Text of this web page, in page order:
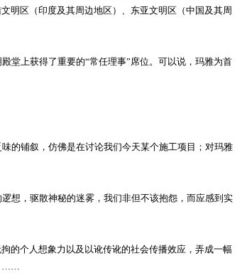
明区（印度及其周边地区）、东亚文明区（中国及其周
上获得了重要的“常任理事”席位。可以说，玛雅为首
的铺叙，仿佛是在讨论我们今天某个施工项目；对玛雅
想，驱散神秘的迷雾，我们非但不该抱怨，而应感到实
的个人想象力以及以讹传讹的社会传播效应，弄成一幅
……